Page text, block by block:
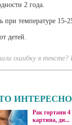
2 года.
при температуре 15-
детей.
ошибку в тексте?
ИНТЕРЕСНО
Рак гортани
картина, ди...